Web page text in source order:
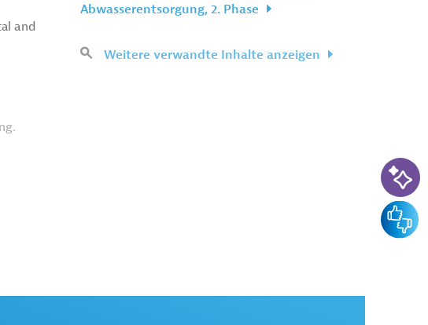
and
Abwasserentsorgung, 2. Phase
Weitere verwandte Inhalte anzeigen
KI-